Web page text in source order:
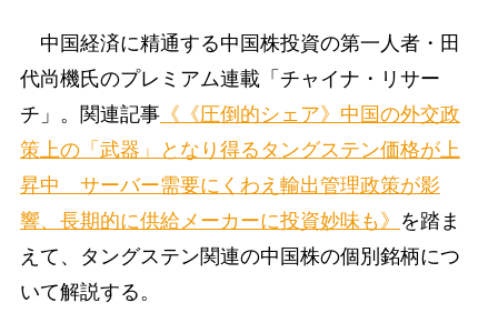
中国経済に精通する中国株投資の第一人者・田
代尚機氏のプレミアム連載「チャイナ・リサー
チ」。関連記事《《圧倒的シェア》中国の外交政
策上の「武器」となり得るタングステン価格が上
昇中 サーバー需要にくわえ輸出管理政策が影
響、長期的に供給メーカーに投資妙味も》 を踏ま
えて、タングステン関連の中国株の個別銘柄につ
いて解説する。